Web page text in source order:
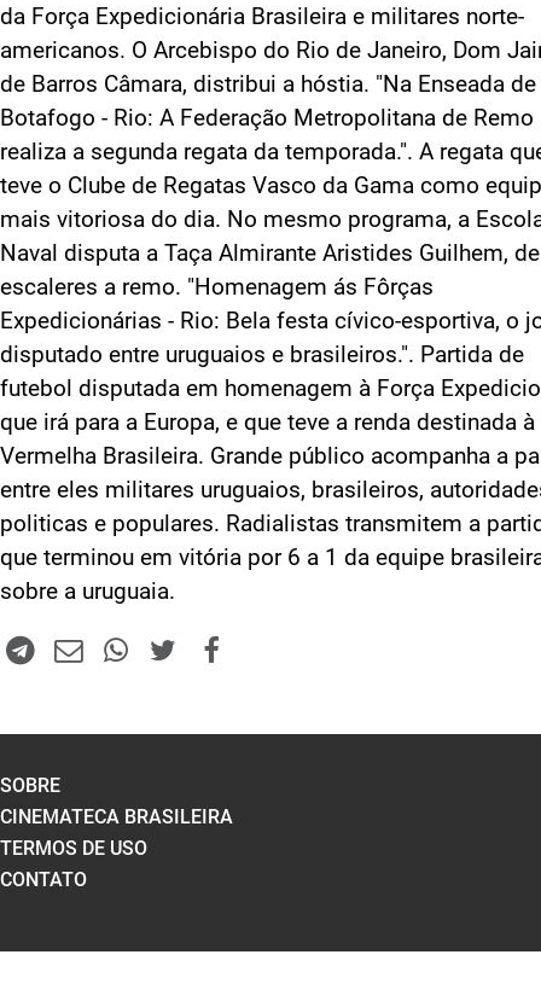
da Força Expedicionária Brasileira e militares norte-
americanos. O Arcebispo do Rio de Janeiro, Dom
de Barros Câmara, distribui a hóstia. "Na Enseada de
Botafogo - Rio: A Federação Metropolitana de Remo
realiza a segunda regata da temporada.". A regata
teve o Clube de Regatas Vasco da Gama como
mais vitoriosa do dia. No mesmo programa, a
Naval disputa a Taça Almirante Aristides Guilhem, de
escaleres a remo. "Homenagem ás Fôrças
Expedicionárias - Rio: Bela festa cívico-esportiva, o
disputado entre uruguaios e brasileiros.". Partida de
futebol disputada em homenagem à Força
que irá para a Europa, e que teve a renda destinada à
Vermelha Brasileira. Grande público acompanha a
entre eles militares uruguaios, brasileiros,
politicas e populares. Radialistas transmitem a
que terminou em vitória por 6 a 1 da equipe
sobre a uruguaia.
SOBRE
CINEMATECA BRASILEIRA
TERMOS DE USO
CONTATO